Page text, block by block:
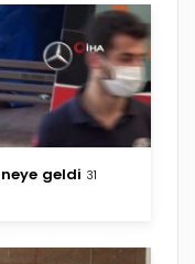
geldi 31